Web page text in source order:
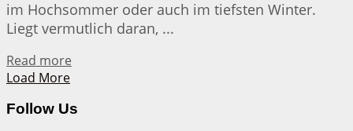
im Hochsommer oder auch im tiefsten Winter.
Liegt vermutlich daran, ...
Read more
Load More
Follow Us